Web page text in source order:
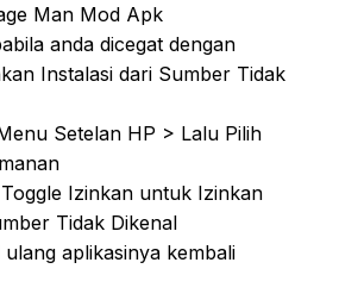
Man Mod Apk
anda dicegat dengan
Instalasi dari Sumber Tidak
Setelan HP > Lalu Pilih
Izinkan untuk Izinkan
Tidak Dikenal
ulang aplikasinya kembali